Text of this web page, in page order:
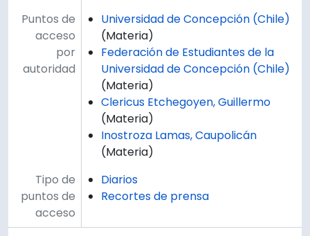
Puntos de
acceso
por
autoridad
Universidad de Concepción (Chile)
(Materia)
Federación de Estudiantes de la
Universidad de Concepción (Chile)
(Materia)
Clericus Etchegoyen, Guillermo
(Materia)
Inostroza Lamas, Caupolicán
(Materia)
Tipo de
puntos de
acceso
Diarios
Recortes de prensa